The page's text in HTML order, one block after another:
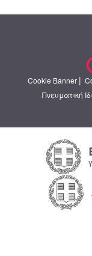
Cookie Banner |
Πνευματική